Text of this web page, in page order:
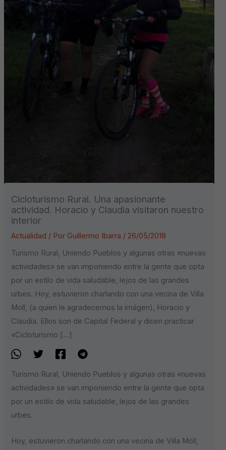
Cicloturismo Rural. Una apasionante
actividad. Horacio y Claudia visitaron nuestro
interior
Actualidad / Por Guillermo Ibarra / 26/05/2018
Turismo Rural, Uniendo Pueblos y algunas otras «nuevas
actividades» se van imponiendo entre la gente que opta
por un estilo de vida saludable, lejos de las grandes
urbes. Hoy, estuvieron charlando con una vecina de Villa
Moll, (a quien le agradecemos la imágen), Horacio y
Claudia. Ellos son de Capital Federal y dicen practicar
«Cicloturismo […]
Turismo Rural, Uniendo Pueblos y algunas otras «nuevas
actividades» se van imponiendo entre la gente que opta
por un estilo de vida saludable, lejos de las grandes
urbes.
Hoy, estuvieron charlando con una vecina de Villa Moll,